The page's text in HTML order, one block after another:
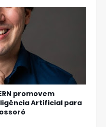
promovem
Artificial para